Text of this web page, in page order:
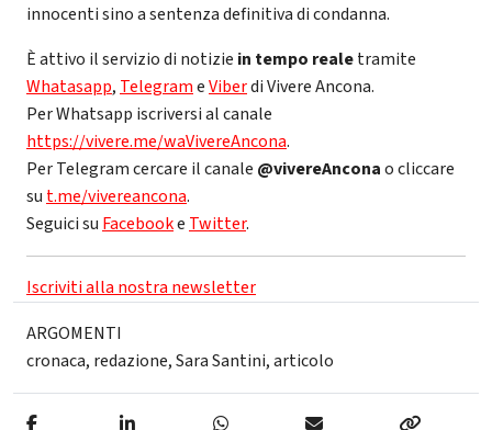
innocenti sino a sentenza definitiva di condanna.
È attivo il servizio di notizie in tempo realetramite
Whatasapp, TelegrameViberdi Vivere Ancona.
Per Whatsapp iscriversi al canale
https://vivere.me/waVivereAncona.
Per Telegram cercare il canale @vivereAnconao cliccare
su t.me/vivereancona.
Seguici su Facebooke Twitter.
Iscriviti alla nostra newsletter
ARGOMENTI
cronaca, redazione,Sara Santini,articolo